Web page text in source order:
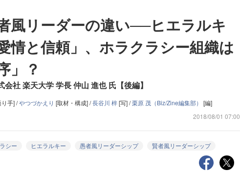
風リーダーの違い──ヒエラルキ
情と信頼」、ホラクラシー組織は
」？
社 楽天大学 学長 仲山 進也 氏【後編】
り手] /やつづかえり [取材・構成] /長谷川 梓[写] /栗原 茂（Biz/Zine編集部） [編]
2018/08/01 07:00
シー ヒエラルキー 愚者風リーダーシップ 賢者風リーダーシップ